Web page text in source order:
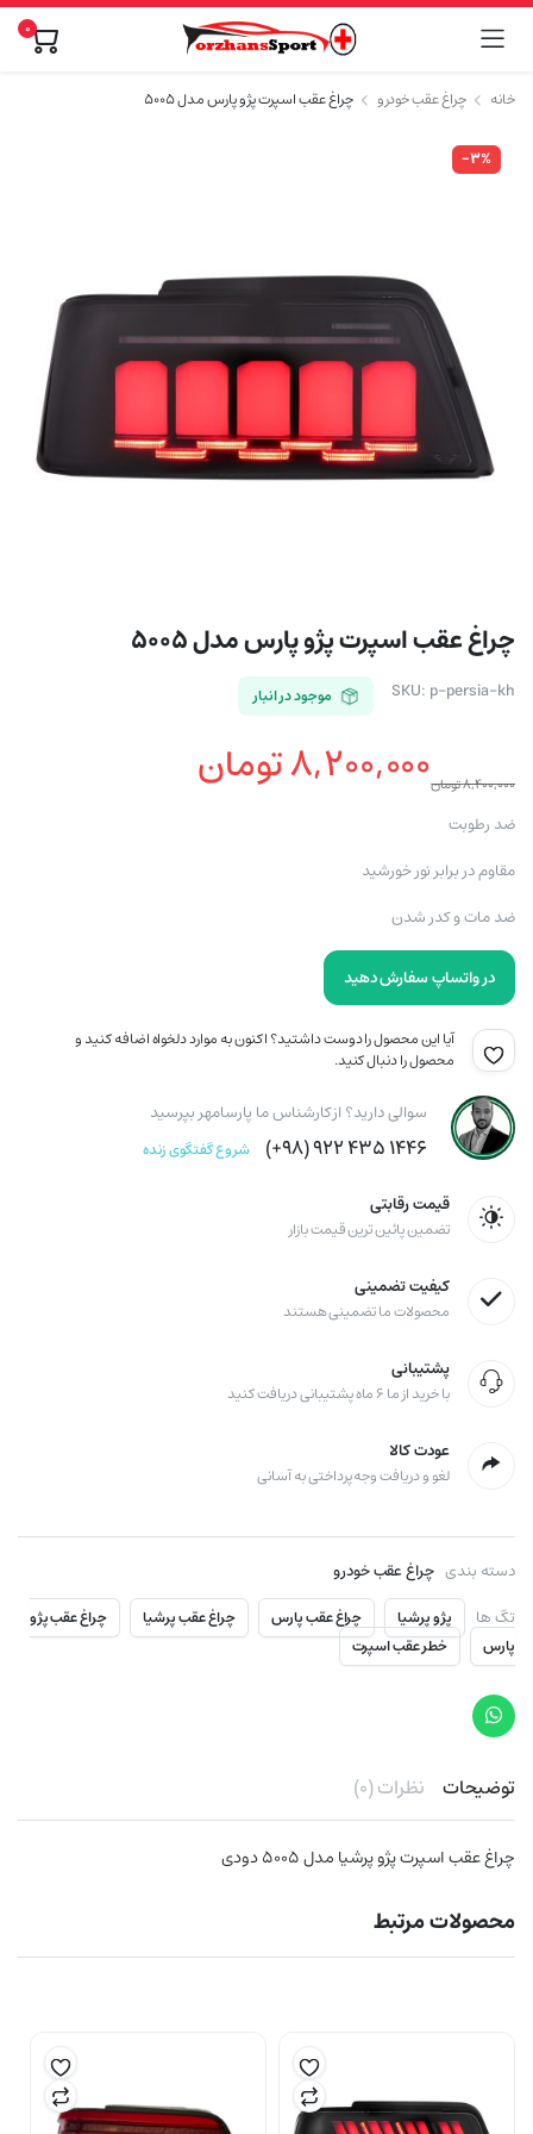
0
خانه چراغ عقب خودرو چراغ عقب اسپرت پژو پارس مدل ۵۰۰۵
-۳%
چراغ عقب اسپرت پژو پارس مدل ۵۰۰۵
SKU: p-persia-kh موجود در انبار
۸,۴۰۰,۰۰۰تومان
قیمت
اصلی
۸,۴۰۰,۰۰۰ تومان
بود.
۸,۲۰۰,۰۰۰تومان
قیمت
فعلی
۸,۲۰۰,۰۰۰ تومان
است.
ضد رطوبت
مقاوم در برابر نور خورشید
ضد مات و کدر شدن
در واتساپ سفارش دهید
آیا این محصول را دوست داشتید؟ اکنون به موارد دلخواه اضافه کنید و
محصول را دنبال کنید.
سوالی دارید؟ از کارشناس ما پارسامهر بپرسید
۱۴۴۶ ۴۳۵ ۹۲۲ (۹۸+) شروع گفتگوی زنده
قیمت رقابتی
تضمین پائین ترین قیمت بازار
کیفیت تضمینی
محصولات ما تضمینی هستند
پشتیبانی
با خرید از ما ۶ ماه پشتیبانی دریافت کنید
عودت کالا
لغو و دریافت وجه پرداختی به آسانی
دسته بندی چراغ عقب خودرو
تگ ها
پژو پرشیا چراغ عقب پارس چراغ عقب پرشیا
چراغ عقب پژو
پارس
خطر عقب اسپرت
توضیحات نظرات (۰)
چراغ عقب اسپرت پژو پرشیا مدل ۵۰۰۵ دودی
محصولات مرتبط